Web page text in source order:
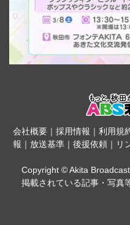
会社概要｜ 採用情報 ｜ 利用規
報 ｜ 放送基準 ｜ 後援依頼 ｜ リ
Copyright © Akita
掲載されている記事・写真